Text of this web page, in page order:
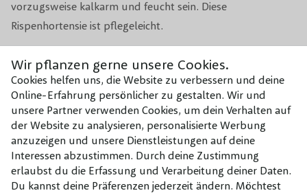
Wir pflanzen gerne unsere Cookies.
Cookies helfen uns, die Website zu verbessern und deine
Online-Erfahrung persönlicher zu gestalten. Wir und
unsere Partner verwenden Cookies, um dein Verhalten auf
der Website zu analysieren, personalisierte Werbung
anzuzeigen und unsere Dienstleistungen auf deine
Interessen abzustimmen. Durch deine Zustimmung
erlaubst du die Erfassung und Verarbeitung deiner Daten.
Du kannst deine Präferenzen jederzeit ändern. Möchtest
vorzugsweise kalkarm und feucht sein. Diese
Rispenhortensie ist pflegeleicht.
Anzahl pro m1 3
Anzahl pro m2 4
Düngemittel
Während des Wachstums bitte 1x
im Jahr mit einem organischen
Düngemittel düngen.
Wachstumsrate Durchschnittlich
Geeignet für Gartenerde, Blumentöpfe
Kombinieren mit
Unsere Empfehlungen für dieses
Produkt